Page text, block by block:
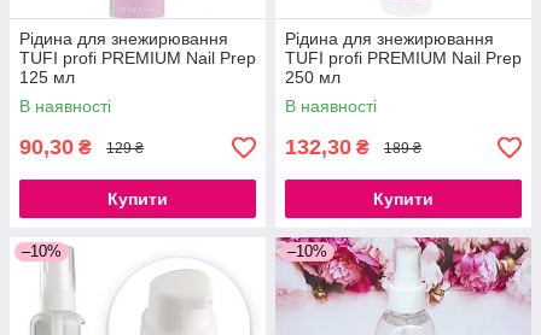
Рідина для знежирювання
TUFI profi PREMIUM Nail Prep
125 мл
В наявності
90,30 ₴ 129 ₴
Купити
Рідина для знежирювання
TUFI profi PREMIUM Nail Prep
250 мл
В наявності
132,30 ₴ 189 ₴
Купити
–10% –10%